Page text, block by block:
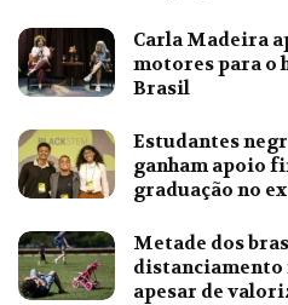
Carla Madeira
motores para o
Brasil
Estudantes
ganham apoio
graduação no
Metade dos
distanciamento
apesar de